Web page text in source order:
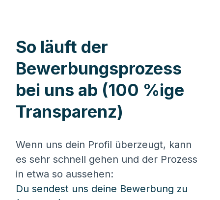
So läuft der
Bewerbungsprozess
bei uns ab (100 %ige
Transparenz)
Wenn uns dein Profil überzeugt, kann
es sehr schnell gehen und der Prozess
in etwa so aussehen:
Du sendest uns deine Bewerbung zu